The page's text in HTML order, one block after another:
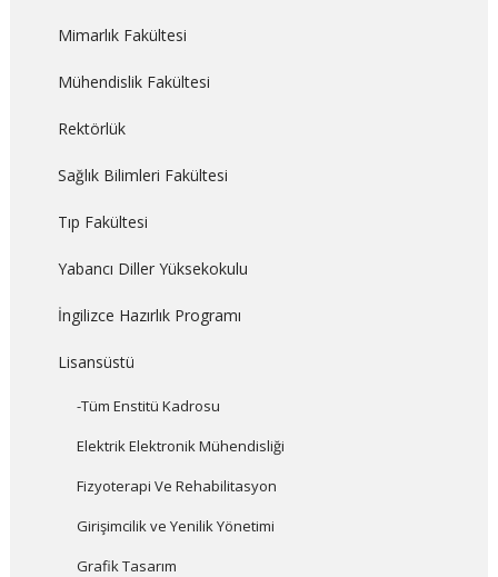
Mimarlık Fakültesi
Mühendislik Fakültesi
Rektörlük
Sağlık Bilimleri Fakültesi
Tıp Fakültesi
Yabancı Diller Yüksekokulu
İngilizce Hazırlık Programı
Lisansüstü
-Tüm Enstitü Kadrosu
Elektrik Elektronik Mühendisliği
Fizyoterapi Ve Rehabilitasyon
Girişimcilik ve Yenilik Yönetimi
Grafik Tasarım